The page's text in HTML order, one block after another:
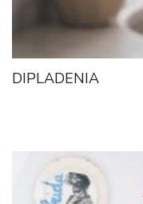
DIPLADENIA